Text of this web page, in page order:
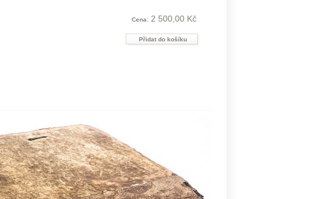
Cena: 2 500,00 Kč